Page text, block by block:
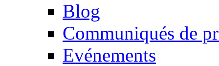
Blog
Communiqués de
Evénements